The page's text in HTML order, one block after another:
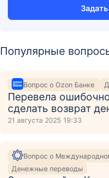
Популярные
Вопрос о Ozon Банке
Перевела
сделать возврат
21 августа 2025 19:33
Вопрос о
Денежные переводы